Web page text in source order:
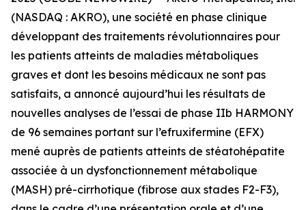
(NASDAQ : AKRO), une société en phase clinique
développant des traitements révolutionnaires pour
les patients atteints de maladies métaboliques
graves et dont les besoins médicaux ne sont pas
satisfaits, a annoncé aujourd’hui les résultats de
nouvelles analyses de l’essai de phase IIb HARMONY
de 96 semaines portant sur l’efruxifermine (EFX)
mené auprès de patients atteints de stéatohépatite
associée à un dysfonctionnement métabolique
(MASH) pré-cirrhotique (fibrose aux stades F2-F3),